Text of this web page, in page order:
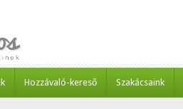
Hozzávaló-kereső Szakácsaink